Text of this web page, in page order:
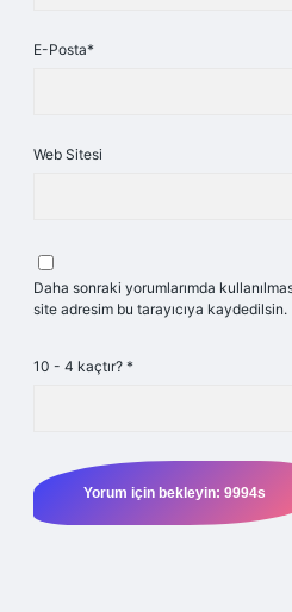
E-Posta*
Web Sitesi
Daha sonraki yorumlarımda
site adresim bu tarayıcıya kaydedilsin.
10 - 4 kaçtır? *